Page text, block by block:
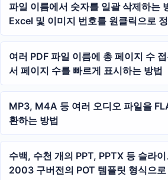
파일 이름에서 숫자를 일괄 삭제하는
Excel 및 이미지 번호를 원클릭으로
여러 PDF 파일 이름에 총 페이지 수
서 페이지 수를 빠르게 표시하는 방법
MP3, M4A 등 여러 오디오 파일을
환하는 방법
수백, 수천 개의 PPT, PPTX 등 슬라
2003 구버전의 POT 템플릿 형식으